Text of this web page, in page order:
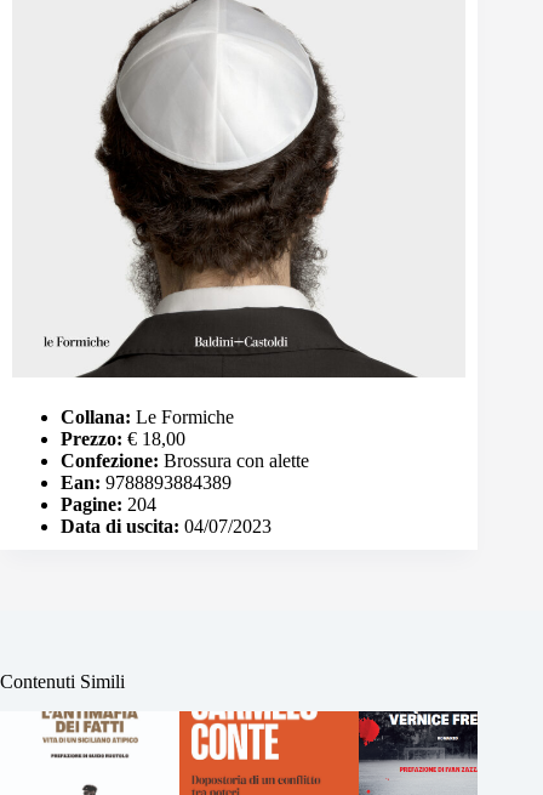
Collana: Le Formiche
Prezzo: € 18,00
Confezione: Brossura con alette
Ean: 9788893884389
Pagine: 204
Data di uscita: 04/07/2023
Contenuti Simili